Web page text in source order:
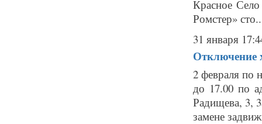
Красное
Ромстер»
31 января
Отключение
2 февраля по
до 17.00 по
Радищева, 3,
замене